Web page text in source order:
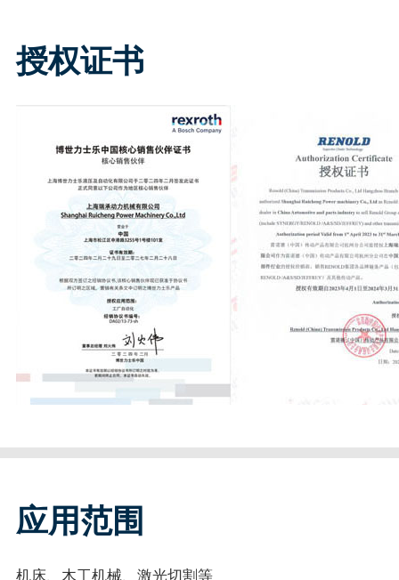
授权证书
应用范围
机床、木工机械、激光切割等